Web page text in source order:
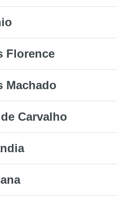
Florence
Machado
Carvalho